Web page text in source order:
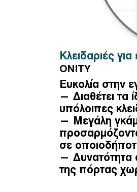
Κλειδαριές
ONITY
Ευκολία στην
— Διαθέτει τα
υπόλοιπες
— Μεγάλη
σε
— Δυνατότητα
της πόρτας